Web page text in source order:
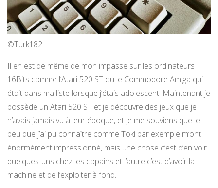
©Turk182
Il en est de même de mon impasse sur les ordinateurs
16Bits comme l’Atari 520 ST ou le Commodore Amiga qui
était dans ma liste lorsque j’étais adolescent. Maintenant je
possède un Atari 520 ST et je découvre des jeux que je
n’avais jamais vu à leur époque, et je me souviens que le
peu que j’ai pu connaître comme Toki par exemple m’ont
énormément impressionné, mais une chose c’est d’en voir
quelques-uns chez les copains et l’autre c’est d’avoir la
machine et de l’exploiter à fond.